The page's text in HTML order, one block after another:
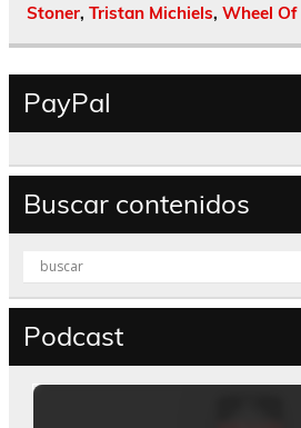
Stoner, Tristan Michiels, Wheel Of
PayPal
Buscar contenidos
Podcast